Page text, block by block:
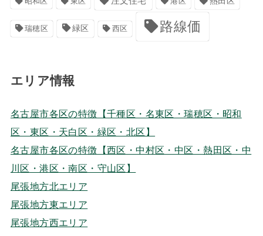
瑞穂区 緑区 西区 路線価
エリア情報
名古屋市各区の特徴【千種区・名東区・瑞穂区・昭和
区・東区・天白区・緑区・北区】
名古屋市各区の特徴【西区・中村区・中区・熱田区・中
川区・港区・南区・守山区】
尾張地方北エリア
尾張地方東エリア
尾張地方西エリア